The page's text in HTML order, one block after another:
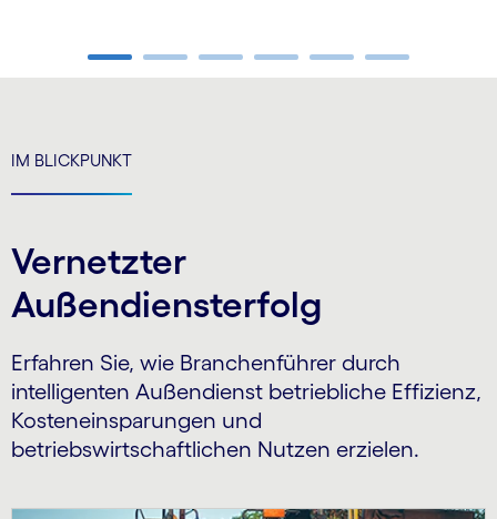
IM BLICKPUNKT
Vernetzter
Außendiensterfolg
Erfahren Sie, wie Branchenführer durch
intelligenten Außendienst betriebliche Effizienz,
Kosteneinsparungen und
betriebswirtschaftlichen Nutzen erzielen.